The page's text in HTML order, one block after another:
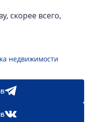
скорее всего,
недвижимости